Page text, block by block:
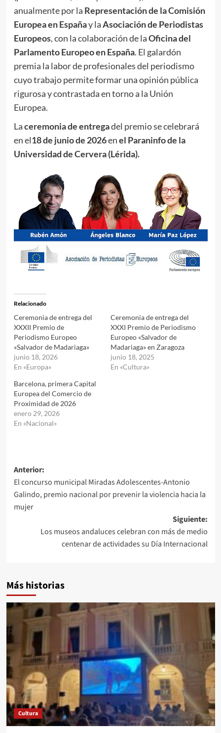
anualmente por la Representación de la Comisión
Europea en Españay laAsociación de Periodistas
Europeos, con la colaboración de laOficina del
Parlamento Europeo en España. El galardón
premia la labor de profesionales del periodismo
cuyo trabajo permite formar una opinión pública
rigurosa y contrastada en torno a la Unión
Europea.
Laceremonia de entregadel premio se celebrará
en el18 de junio de 2026enel Paraninfo de la
Universidad de Cervera (Lérida).
Relacionado
Ceremonia de entrega del
XXXII Premio de
Periodismo Europeo
«Salvador de Madariaga»
junio 18, 2026
En «Europa»
Ceremonia de entrega del
XXXI Premio de Periodismo
Europeo «Salvador de
Madariaga» en Zaragoza
junio 18, 2025
En «Cultura»
Barcelona, primera Capital
Europea del Comercio de
Proximidad de 2026
enero 29, 2026
En «Nacional»
Navegación
de
entradas
Anterior:
El concurso municipal Miradas Adolescentes-Antonio
Galindo, premio nacional por prevenir la violencia hacia la
mujer
Siguiente:
Los museos andaluces celebran con más de medio
centenar de actividades su Día Internacional
Más historias
Cultura